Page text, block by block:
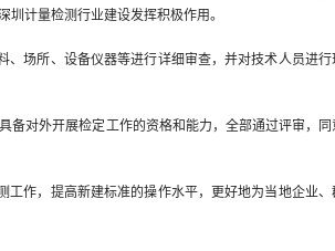
计量检测行业建设发挥积极作用。
场所、设备仪器等进行详细审查，并对技术人员进行
备对外开展检定工作的资格和能力，全部通过评审，同
工作，提高新建标准的操作水平，更好地为当地企业、